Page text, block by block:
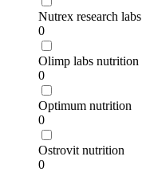
Nutrex research labs
0
Olimp labs nutrition
0
Optimum nutrition
0
Ostrovit nutrition
0